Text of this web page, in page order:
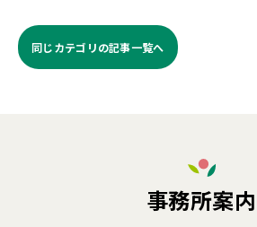
同じカテゴリの記事⼀覧へ
事務所案内